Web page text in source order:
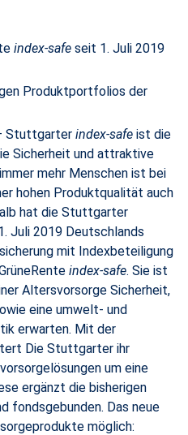
index-safe seit 1. Juli 2019
Produktportfolios der
Stuttgarter index-safe ist die
Sicherheit und attraktive
mehr Menschen ist bei
hohen Produktqualität auch
hat die Stuttgarter
Juli 2019 Deutschlands
mit Indexbeteiligung
index-safe. Sie ist
Altersvorsorge Sicherheit,
eine umwelt- und
erwarten. Mit der
Die Stuttgarter ihr
um eine
ergänzt die bisherigen
fondsgebunden. Das neue
möglich: